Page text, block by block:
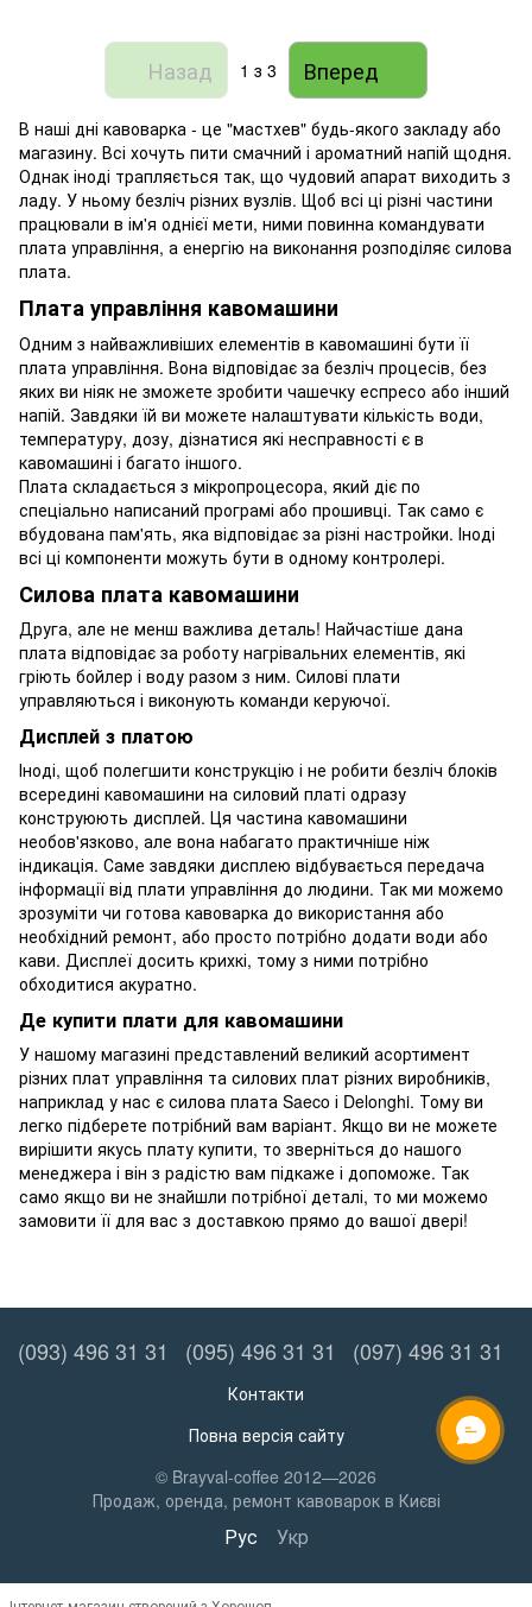
Назад 1 з 3 Вперед
В наші дні кавоварка - це "мастхев" будь-якого закладу або
магазину. Всі хочуть пити смачний і ароматний напій щодня.
Однак іноді трапляється так, що чудовий апарат виходить з
ладу. У ньому безліч різних вузлів. Щоб всі ці різні частини
працювали в ім'я однієї мети, ними повинна командувати
плата управління, а енергію на виконання розподіляє силова
плата.
Плата управління кавомашини
Одним з найважливіших елементів в кавомашині бути її
плата управління. Вона відповідає за безліч процесів, без
яких ви ніяк не зможете зробити чашечку еспресо або інший
напій. Завдяки їй ви можете налаштувати кількість води,
температуру, дозу, дізнатися які несправності є в
кавомашині і багато іншого.
Плата складається з мікропроцесора, який діє по
спеціально написаний програмі або прошивці. Так само є
вбудована пам'ять, яка відповідає за різні настройки. Іноді
всі ці компоненти можуть бути в одному контролері.
Силова плата кавомашини
Друга, але не менш важлива деталь! Найчастіше дана
плата відповідає за роботу нагрівальних елементів, які
гріють бойлер і воду разом з ним. Силові плати
управляються і виконують команди керуючої.
Дисплей з платою
Іноді, щоб полегшити конструкцію і не робити безліч блоків
всередині кавомашини на силовий платі одразу
конструюють дисплей. Ця частина кавомашини
необов'язково, але вона набагато практичніше ніж
індикація. Саме завдяки дисплею відбувається передача
інформації від плати управління до людини. Так ми можемо
зрозуміти чи готова кавоварка до використання або
необхідний ремонт, або просто потрібно додати води або
кави. Дисплеї досить крихкі, тому з ними потрібно
обходитися акуратно.
Де купити плати для кавомашини
У нашому магазині представлений великий асортимент
різних плат управління та силових плат різних виробників,
наприклад у нас є силова плата Saeco і Delonghi. Тому ви
легко підберете потрібний вам варіант. Якщо ви не можете
вирішити якусь плату купити, то зверніться до нашого
менеджера і він з радістю вам підкаже і допоможе. Так
само якщо ви не знайшли потрібної деталі, то ми можемо
замовити її для вас з доставкою прямо до вашої двері!
(093) 496 31 31 (095) 496 31 31 (097) 496 31 31
Контакти
Повна версія сайту
© Brayval-coffee 2012—2026
Продаж, оренда, ремонт кавоварок в Києві
Рус Укр
ОНЛАЙН ЧАТ